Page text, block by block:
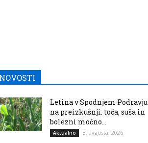
Letina v Spodnjem Podravju
na preizkušnji: toča, suša in
bolezni močno...
Aktualno 3. avgusta, 2026